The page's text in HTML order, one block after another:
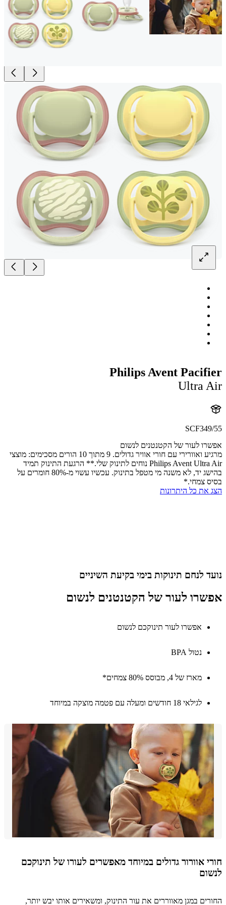
Philips Avent
Ultra
לעור של הקטנטנים לנשום
מרגיע ואוורירי עם חורי אוויר גדולים. 9 מתוך 10 הורים מסכימים: מוצצי
Philips Avent Ultra Air נוחים לתינוק שלי.** הרגעת התינוק תמיד
בהישג יד, לא משנה מי מטפל בתינוק. עכשיו עשוי מ-80% חומרים על
צמחי.*
כל היתרונות
לנחם תינוקות בימי בקיעת השיניים
לעור של הקטנטנים לנשום
אפשרו לעור תינוקכם לנשום
נטול BPA
מארז של 4, מבוסס 80% צמחים*
לגילאי 18 חודשים ומעלה עם פטמה מוצקה במיוחד
אוורור גדולים במיוחד מאפשרים לעורו של תינוקכם
במגן מאווררים את עור התינוק, ומשאירים אותו יבש יותר,